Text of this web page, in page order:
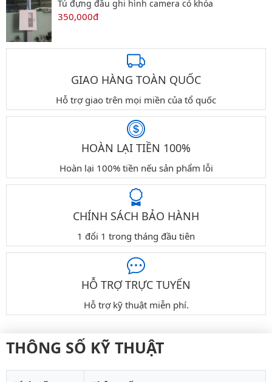
Tủ đựng đầu ghi hình camera có khóa
350,000đ
GIAO HÀNG TOÀN QUỐC
Hỗ trợ giao trên mọi miền của tổ quốc
HOÀN LẠI TIỀN 100%
Hoàn lại 100% tiền nếu sản phẩm lỗi
CHÍNH SÁCH BẢO HÀNH
1 đổi 1 trong tháng đầu tiên
HỖ TRỢ TRỰC TUYẾN
Hỗ trợ kỹ thuật miễn phí.
THÔNG SỐ KỸ THUẬT